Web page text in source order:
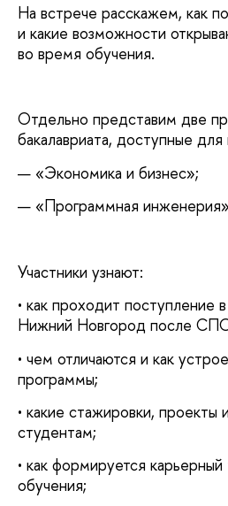
На встрече расскажем, как
и какие возможности
о время обучения.
Отдельно представим две
акалавриата, доступные для
— «Экономика и бизнес»;
— «Программная
Участники узнают:
• как проходит
Нижний Новгород после
• чем отличаются и как
программы;
• какие стажировки, проекты
студентам;
• как формируется
обучения;